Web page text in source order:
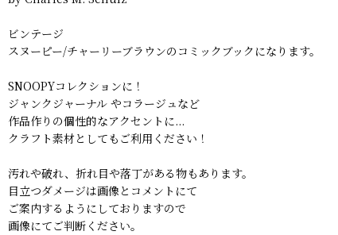
ビンテージ
スヌーピー/チャーリーブラウンのコミックブックになります。
SNOOPYコレクションに！
ジャンクジャーナル やコラージュなど
作品作りの個性的なアクセントに...
クラフト素材としてもご利用ください！
汚れや破れ、折れ目や落丁がある物もあります。
目立つダメージは画像とコメントにて
ご案内するようにしておりますので
画像にてご判断ください。